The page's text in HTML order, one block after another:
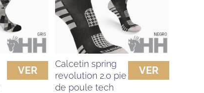
VER
calcetin spring
revolution 2.0 pie
de poule tech
VER